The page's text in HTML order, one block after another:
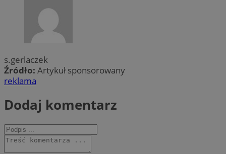
s.gerlaczek
Źródło: Artykuł sponsorowany
reklama
Dodaj komentarz